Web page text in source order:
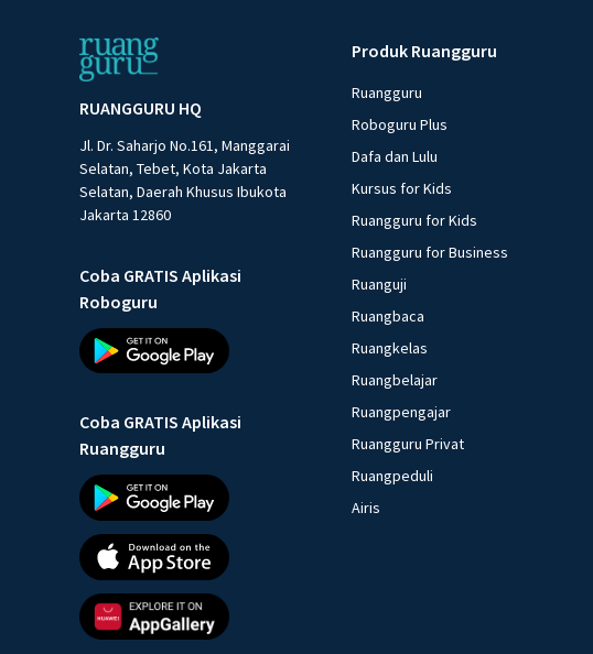
RUANGGURU HQ
Jl. Dr. Saharjo No.161, Manggarai
Selatan, Tebet, Kota Jakarta
Selatan, Daerah Khusus Ibukota
Jakarta 12860
Coba GRATIS Aplikasi
Roboguru
Coba GRATIS Aplikasi
Ruangguru
Produk Ruangguru
Ruangguru
Roboguru Plus
Dafa dan Lulu
Kursus for Kids
Ruangguru for Kids
Ruangguru for Business
Ruanguji
Ruangbaca
Ruangkelas
Ruangbelajar
Ruangpengajar
Ruangguru Privat
Ruangpeduli
Airis